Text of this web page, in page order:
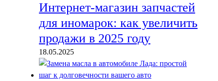
Интернет-магазин запчастей
для иномарок: как увеличить
продажи в 2025 году
18.05.2025